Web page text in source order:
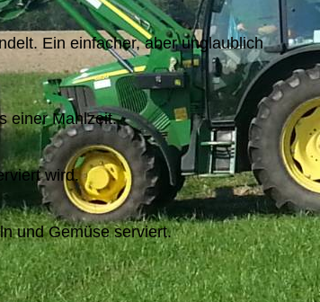
Ein einfacher, aber unglaublich
einer Mahlzeit.
wird.
und Gemüse serviert.